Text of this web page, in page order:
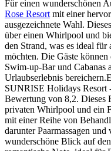
Für einen wunderschönen
Rose Resort mit einer
ausgezeichnete Wahl.
über einen Whirlpool und
den Strand, was es ideal für
möchten. Die Gäste
Swim-up-Bar und Cabanas
Urlaubserlebnis
SUNRISE Holidays Resort
Bewertung von 8,2. Dieses
privaten Whirlpool und ein
mit einer Reihe von
darunter Paarmassagen
wunderschöne Blick auf